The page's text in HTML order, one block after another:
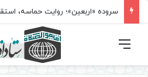
فهرست